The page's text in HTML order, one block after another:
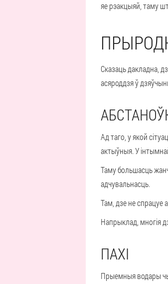
яе рэакцыяй, таму
Сказаць дакладна,
асяроддзя ў
Ад таго, у якой
актыўныя. У
Таму большасць
адчувальнасць.
Там, дзе не спрацуе
Напрыклад, многія
ПАХІ
Прыемныя водары